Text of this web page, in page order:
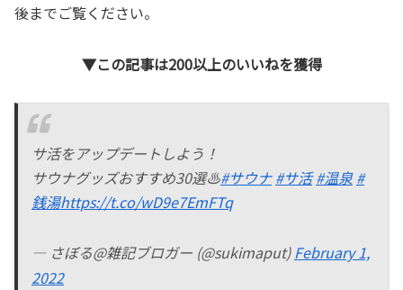
後までご覧ください。
▼この記事は200以上のいいねを獲得
サ活をアップデートしよう！
サウナグッズおすすめ30選♨️#サウナ #サ活 #温泉 #
銭湯https://t.co/wD9e7EmFTq
— さぼる@雑記ブロガー (@sukimaput)February 1,
2022